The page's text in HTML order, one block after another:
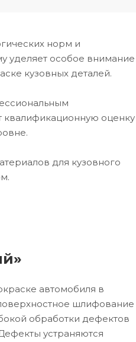
норм и
уделяет особое внимание
кузовных деталей.
квалификационную оценку
для кузовного
автомобиля в
шлифование
обработки дефектов
устраняются